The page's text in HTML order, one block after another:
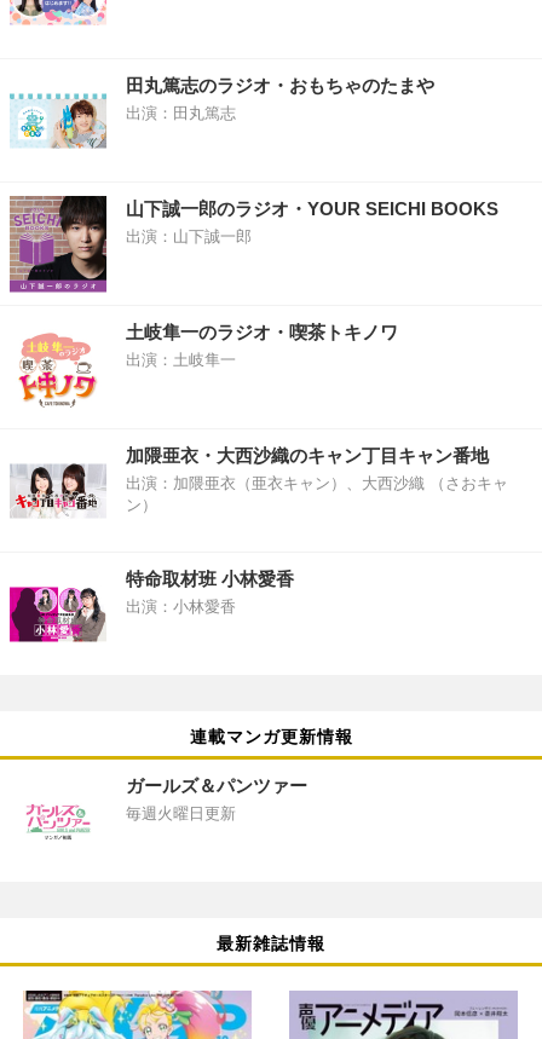
田丸篤志のラジオ・おもちゃのたまや
出演：田丸篤志
山下誠一郎のラジオ・YOUR SEICHI BOOKS
出演：山下誠一郎
土岐隼一のラジオ・喫茶トキノワ
出演：土岐隼一
加隈亜衣・大西沙織のキャン丁目キャン番地
出演：加隈亜衣（亜衣キャン）、大西沙織 （さおキャ
ン）
特命取材班 小林愛香
出演：小林愛香
連載マンガ更新情報
ガールズ＆パンツァー
毎週火曜日更新
最新雑誌情報